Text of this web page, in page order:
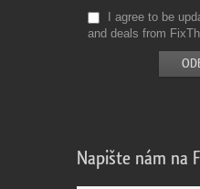
I agree to be
and deals from
Napište nám na